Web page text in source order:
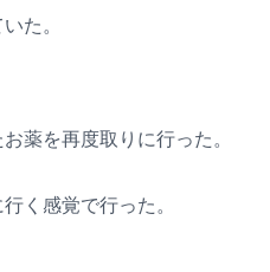
た。
薬を再度取りに行った。
く感覚で行った。